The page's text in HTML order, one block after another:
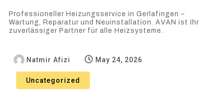
Professioneller Heizungsservice in Gerlafingen –
Wartung, Reparatur und Neuinstallation. AVAN ist Ihr
zuverlässiger Partner für alle Heizsysteme.
Natmir Afizi May 24, 2026
Uncategorized